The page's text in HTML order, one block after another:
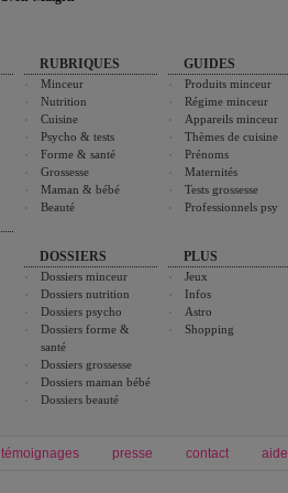
RUBRIQUES
Minceur
Nutrition
Cuisine
Psycho & tests
Forme & santé
Grossesse
Maman & bébé
Beauté
DOSSIERS
Dossiers minceur
Dossiers nutrition
Dossiers psycho
Dossiers forme &
santé
Dossiers grossesse
Dossiers maman bébé
Dossiers beauté
GUIDES
Produits minceur
Régime minceur
Appareils minceur
Thèmes de cuisine
Prénoms
Maternités
Tests grossesse
Professionnels psy
PLUS
Jeux
Infos
Astro
Shopping
témoignages presse contact aide